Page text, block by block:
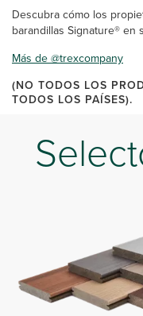
Descubra cómo los
barandillas Signature® en
Más de @trexcompany
(NO TODOS LOS
TODOS LOS PAÍSES).